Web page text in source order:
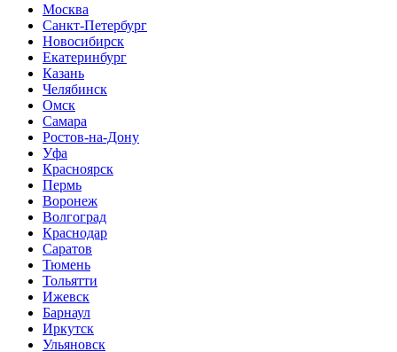
Москва
Санкт-Петербург
Новосибирск
Екатеринбург
Казань
Челябинск
Омск
Самара
Ростов-на-Дону
Уфа
Красноярск
Пермь
Воронеж
Волгоград
Краснодар
Саратов
Тюмень
Тольятти
Ижевск
Барнаул
Иркутск
Ульяновск